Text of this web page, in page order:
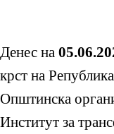
Денес на
крст на
Општинска
Институт за